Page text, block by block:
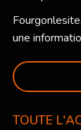
une
TOUTE